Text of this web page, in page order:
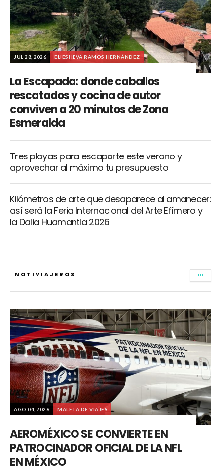
JUL 28, 2026 ELIESHEVA RAMOS HERNÁNDEZ
La Escapada: donde caballos
rescatados y cocina de autor
conviven a 20 minutos de Zona
Esmeralda
Tres playas para escaparte este verano y
aprovechar al máximo tu presupuesto
Kilómetros de arte que desaparece al amanecer:
así será la Feria Internacional del Arte Efímero y
la Dalia Huamantla 2026
NOTIVIAJEROS
AGO 04, 2026 MALETA DE VIAJES
AEROMÉXICO SE CONVIERTE EN
PATROCINADOR OFICIAL DE LA NFL
EN MÉXICO